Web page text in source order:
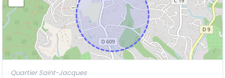
Quartier Saint-Jacques